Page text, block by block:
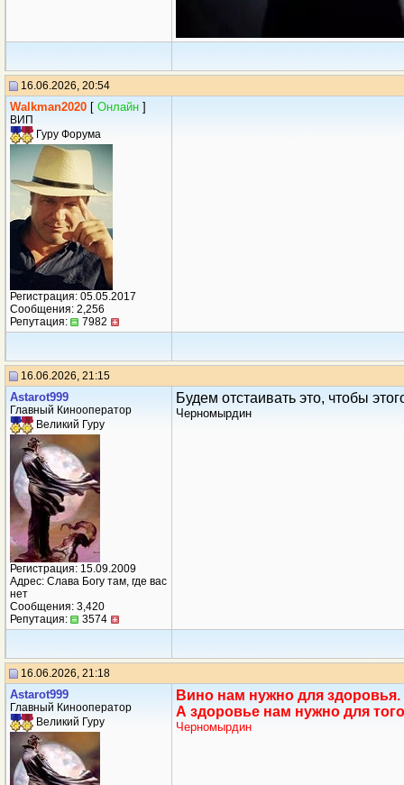
16.06.2026, 20:54
Walkman2020 [ Онлайн ]
ВИП
Гуру Форума
Регистрация: 05.05.2017
Сообщения: 2,256
Репутация:
7982
16.06.2026, 21:15
Аstarot999
Главный Кинооператор
Великий Гуру
Регистрация: 15.09.2009
Адрес: Слава Богу там, где вас
нет
Сообщения: 3,420
Репутация:
3574
Будем отстаивать это, чтобы
Черномырдин
16.06.2026, 21:18
Аstarot999
Главный Кинооператор
Великий Гуру
Вино нам нужно для здоровья.
А здоровье нам нужно для
Черномырдин